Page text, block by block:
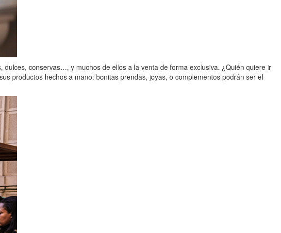
conservas…, y muchos de ellos a la venta de forma exclusiva. ¿Quién quiere ir
productos hechos a mano: bonitas prendas, joyas, o complementos podrán ser el